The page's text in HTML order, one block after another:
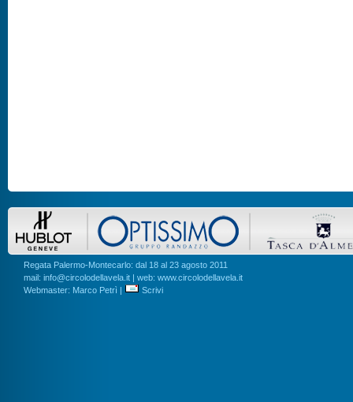
Regata Palermo-Montecarlo: dal 18 al 23 agosto 2011
mail: info@circolodellavela.it | web: www.circolodellavela.it
Webmaster: Marco Petrì |
Scrivi